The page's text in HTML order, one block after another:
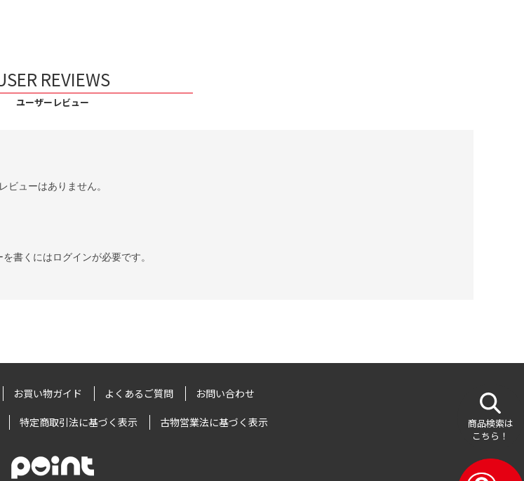
REVIEWS
ユーザーレビュー
レビューはありません。
書くにはログインが必要です。
お買い物ガイド よくあるご質問 お問い合わせ
特定商取引法に基づく表示 古物営業法に基づく表示
商品検索は
こちら！